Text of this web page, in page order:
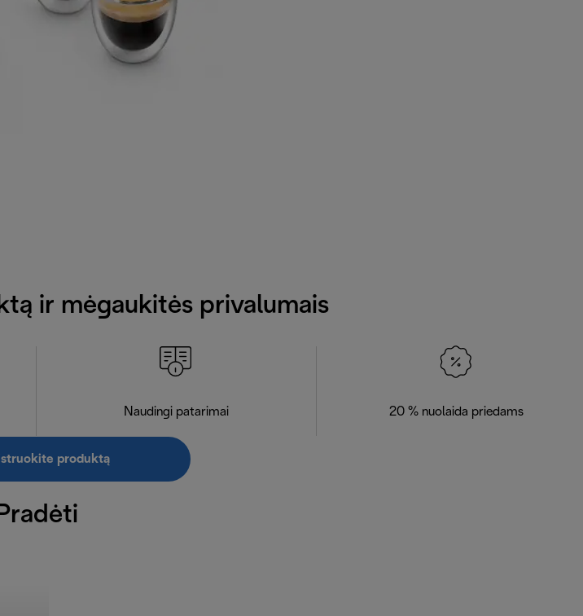
ir mėgaukitės privalumais
Naudingi patarimai 20 % nuolaida priedams
produktą
Pradėti